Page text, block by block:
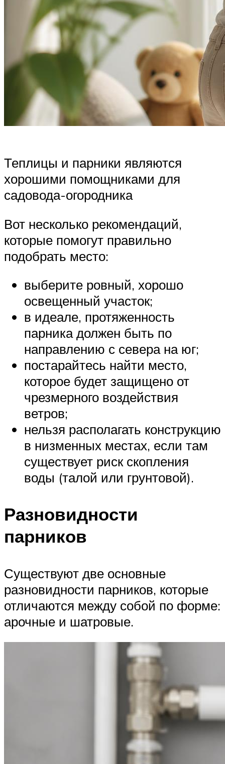
Теплицы и парники являются
хорошими помощниками для
садовода-огородника
Вот несколько рекомендаций,
которые помогут правильно
подобрать место:
выберите ровный, хорошо
освещенный участок;
в идеале, протяженность
парника должен быть по
направлению с севера на юг;
постарайтесь найти место,
которое будет защищено от
чрезмерного воздействия
ветров;
нельзя располагать конструкцию
в низменных местах, если там
существует риск скопления
воды (талой или грунтовой).
Разновидности
парников
Существуют две основные
разновидности парников, которые
отличаются между собой по форме:
арочные и шатровые.